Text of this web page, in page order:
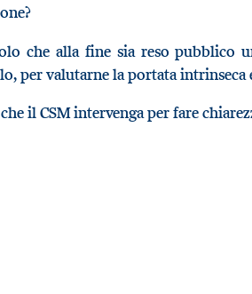
che alla fine sia reso pubblico
per valutarne la portata intrinseca
il CSM intervenga per fare